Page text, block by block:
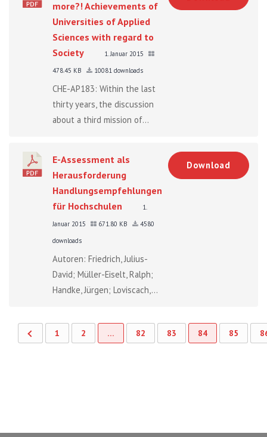
more?! Achievements of
Universities of Applied
Sciences with regard to
Society
1. Januar 2015
478.45 KB
10081 downloads
CHE-AP183: Within the last
thirty years, the discussion
about a third mission of...
E-Assessment als
Herausforderung
Handlungsempfehlungen
für Hochschulen
1.
Januar 2015
671.80 KB
4580
downloads
Autoren: Friedrich, Julius-
David; Müller-Eiselt, Ralph;
Handke, Jürgen; Loviscach,...
Download
1 2 … 82 83 84 85